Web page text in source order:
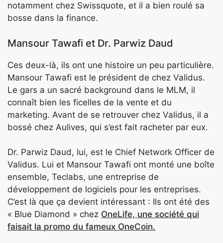
notamment chez Swissquote, et il a bien roulé sa
bosse dans la finance.
Mansour Tawafi et Dr. Parwiz Daud
Ces deux-là, ils ont une histoire un peu particulière.
Mansour Tawafi est le président de chez Validus.
Le gars a un sacré background dans le MLM, il
connaît bien les ficelles de la vente et du
marketing. Avant de se retrouver chez Validus, il a
bossé chez Aulives, qui s’est fait racheter par eux.
Dr. Parwiz Daud, lui, est le Chief Network Officer de
Validus. Lui et Mansour Tawafi ont monté une boîte
ensemble, Teclabs, une entreprise de
développement de logiciels pour les entreprises.
C’est là que ça devient intéressant : Ils ont été des
« Blue Diamond » chez OneLife, une société qui
faisait la promo du fameux OneCoin.